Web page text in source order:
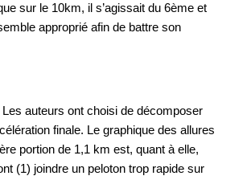
sur le 10km, il s’agissait du 6ème et
approprié afin de battre son
auteurs ont choisi de décomposer
finale. Le graphique des allures
portion de 1,1 km est, quant à elle,
(1) joindre un peloton trop rapide sur